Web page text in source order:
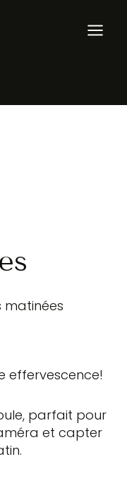
matinées
effervescence!
parfait pour
et capter